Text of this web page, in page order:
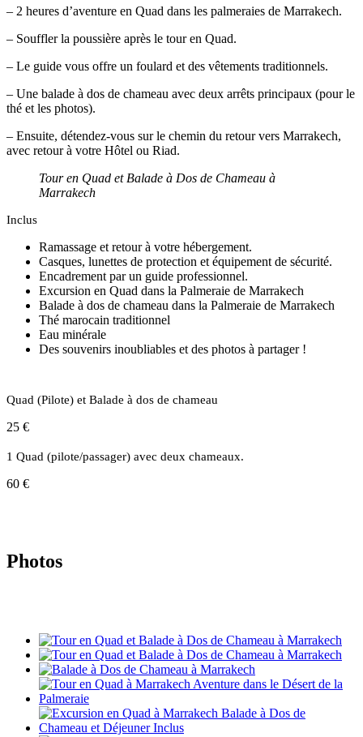
– 2 heures d’aventure en Quad dans les palmeraies de Marrakech.
– Souffler la poussière après le tour en Quad.
– Le guide vous offre un foulard et des vêtements traditionnels.
– Une balade à dos de chameau avec deux arrêts principaux (pour le
thé et les photos).
– Ensuite, détendez-vous sur le chemin du retour vers Marrakech,
avec retour à votre Hôtel ou Riad.
Tour en Quad et Balade à Dos de Chameau à
Marrakech
Inclus
Ramassage et retour à votre hébergement.
Casques, lunettes de protection et équipement de sécurité.
Encadrement par un guide professionnel.
Excursion en Quad dans la Palmeraie de Marrakech
Balade à dos de chameau dans la Palmeraie de Marrakech
Thé marocain traditionnel
Eau minérale
Des souvenirs inoubliables et des photos à partager !
Quad (Pilote) et Balade à dos de chameau
25 €
1 Quad (pilote/passager) avec deux chameaux.
60 €
Photos